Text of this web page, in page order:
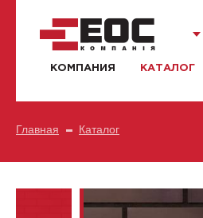
КОМПАНИЯ КАТАЛОГ
Главная Каталог